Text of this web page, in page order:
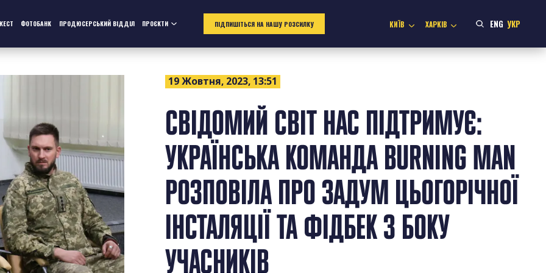
ФОТОБАНК ПРОДЮСЕРСЬКИЙ ВІДДІЛ ПРОЄКТИ ПІДПИШІТЬСЯ НА НАШУ РОЗСИЛКУ КИЇВ ХАРКІВ ENG УКР
19 Жовтня, 2023, 13:51
СВІДОМИЙ СВІТ НАС ПІДТРИМУЄ:
УКРАЇНСЬКА КОМАНДА BURNING MAN
РОЗПОВІЛА ПРО ЗАДУМ ЦЬОГОРІЧНОЇ
ІНСТАЛЯЦІЇ ТА ФІДБЕК З БОКУ
УЧАСНИКІВ